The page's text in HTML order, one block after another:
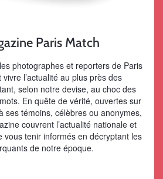
Paris Match
photographes et reporters de Paris
l’actualité au plus près des
selon notre devise, au choc des
En quête de vérité, ouvertes sur
ses témoins, célèbres ou anonymes,
couvrent l’actualité nationale et
vous tenir informés en décryptant les
de notre époque.